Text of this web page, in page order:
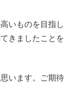
いものを目指し
きましたことを
います。ご期待